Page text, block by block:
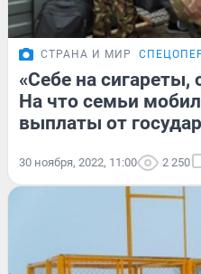
СТРАНА И МИР
«Себе на
На что семьи
выплаты от
30 ноября, 2022, 11:00 2 250